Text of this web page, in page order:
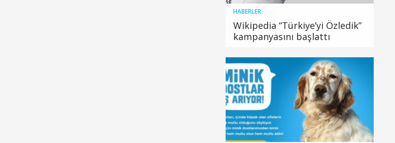
HABERLER
Wikipedia “Türkiye’yi Özledik”
kampanyasını başlattı